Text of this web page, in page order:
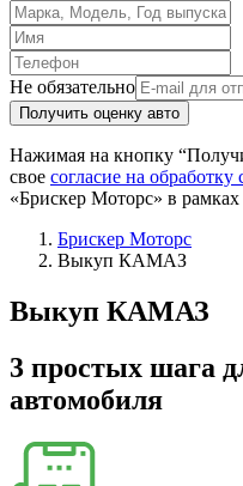
Не обязательно
Получить оценку авто
Нажимая на кнопку
свое согласие на
«Брискер Моторс» в рамках
Брискер Моторс
Выкуп КАМАЗ
Выкуп КАМАЗ
3 простых шага
автомобиля